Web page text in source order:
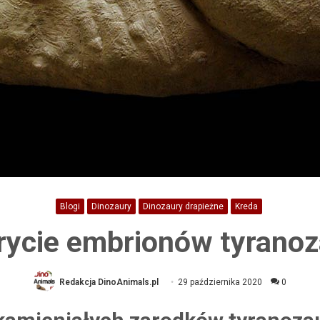
Blogi Dinozaury Dinozaury drapieżne Kreda
embrionów
Redakcja DinoAnimals.pl 29 października 2020 0